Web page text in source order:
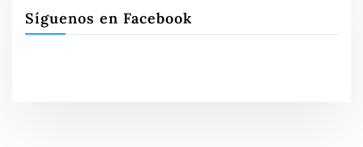
Síguenos en Facebook